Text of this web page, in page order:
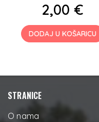
2,00 €
DODAJ U KOŠARICU
STRANICE
O nama